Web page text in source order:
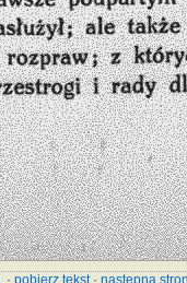
·pobierz tekst·następna